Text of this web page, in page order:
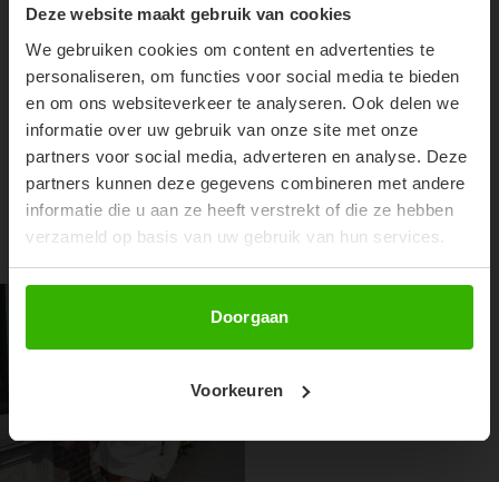
Deze website maakt gebruik van cookies
We gebruiken cookies om content en advertenties te
personaliseren, om functies voor social media te bieden
en om ons websiteverkeer te analyseren. Ook delen we
informatie over uw gebruik van onze site met onze
partners voor social media, adverteren en analyse. Deze
partners kunnen deze gegevens combineren met andere
informatie die u aan ze heeft verstrekt of die ze hebben
verzameld op basis van uw gebruik van hun services.
Doorgaan
Voorkeuren
ORDER!
Don't miss out on our trendy new drops or exclusive
Verzenden & Retourneren
RECENTE ARTIKELEN